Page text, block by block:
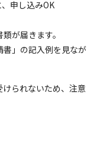
、申し込みOK
が届きます。
書」の記入例を見なが
られないため、注意